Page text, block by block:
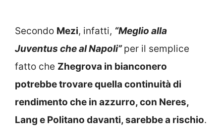
Secondo Mezi, infatti, “Meglio alla
Juventus che al Napoli” per il semplice
fatto che Zhegrova in bianconero
potrebbe trovare quella continuità di
rendimento che in azzurro, con Neres,
Lang e Politano davanti, sarebbe a rischio.